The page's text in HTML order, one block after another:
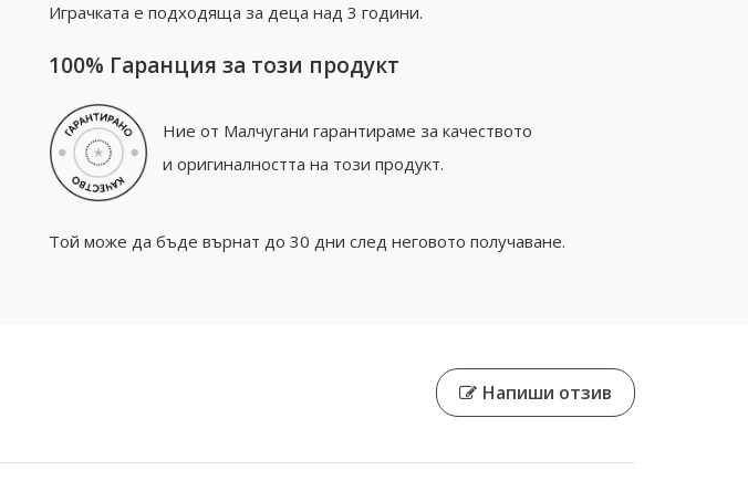
Играчката е подходяща за деца над 3 години.
100% Гаранция за този продукт
Ние от Малчугани гарантираме за качеството
и оригиналността на този продукт.
Той може да бъде върнат до 30 дни след неговото получаване.
Напиши отзив